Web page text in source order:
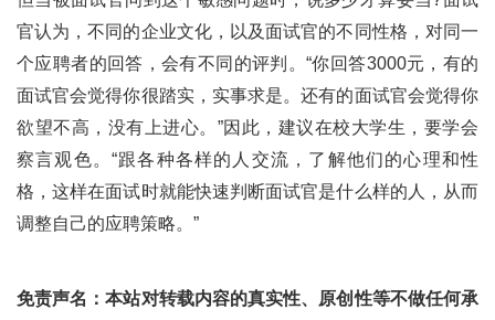
官认为，不同的企业文化，以及面试官的不同性格，对同一
个应聘者的回答，会有不同的评判。“你回答3000元，有的
面试官会觉得你很踏实，实事求是。还有的面试官会觉得你
欲望不高，没有上进心。”因此，建议在校大学生，要学会
察言观色。“跟各种各样的人交流，了解他们的心理和性
格，这样在面试时就能快速判断面试官是什么样的人，从而
调整自己的应聘策略。”
免责声名：本站对转载内容的真实性、原创性等不做任何承